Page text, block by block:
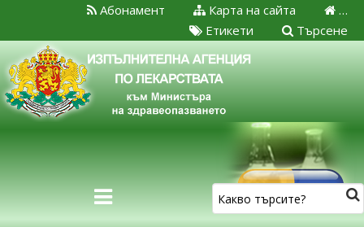
…
Карта на сайта
Абонамент
Търсене
Етикети